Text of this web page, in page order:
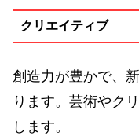
クリエイティブ
創造力が豊かで、
ります。芸術やク
します。